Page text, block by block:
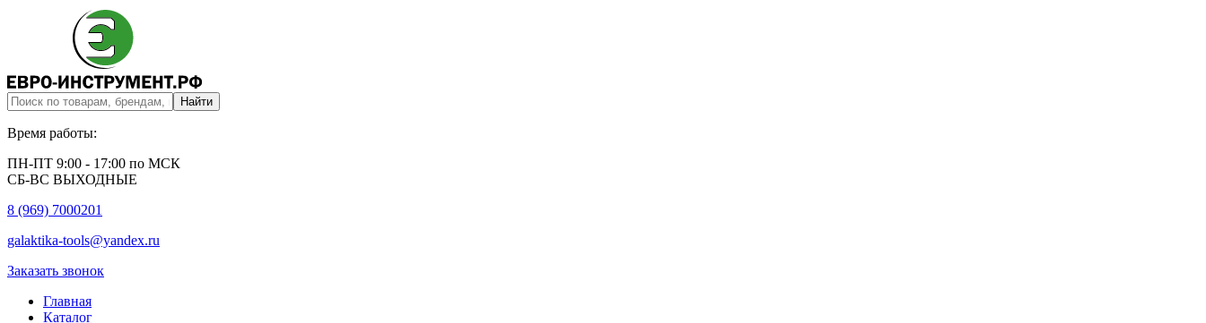
Время работы:
ПН-ПТ 9:00 - 17:00 по МСК
СБ-ВС ВЫХОДНЫЕ
8 (969) 7000201
galaktika-tools@yandex.ru
Заказать звонок
Главная
Каталог